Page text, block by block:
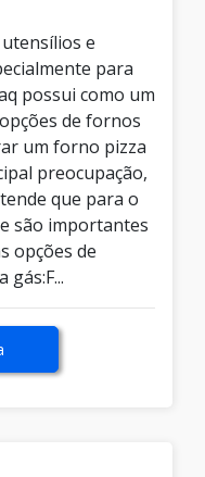
e
para
possui como um
de fornos
um forno pizza
preocupação,
que para o
são importantes
opções de